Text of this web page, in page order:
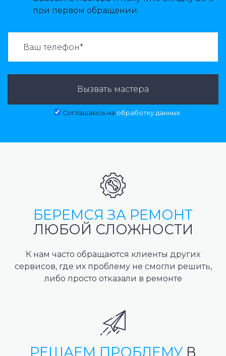
при первом обращении.
Вызвать мастера
Соглашаюсь на обработку данных
БЕРЕМСЯ ЗА РЕМОНТ
ЛЮБОЙ СЛОЖНОСТИ
К нам часто обращаются клиенты других
сервисов, где их проблему не смогли решить,
либо просто отказали в ремонте
РЕШАЕМ ПРОБЛЕМУ В